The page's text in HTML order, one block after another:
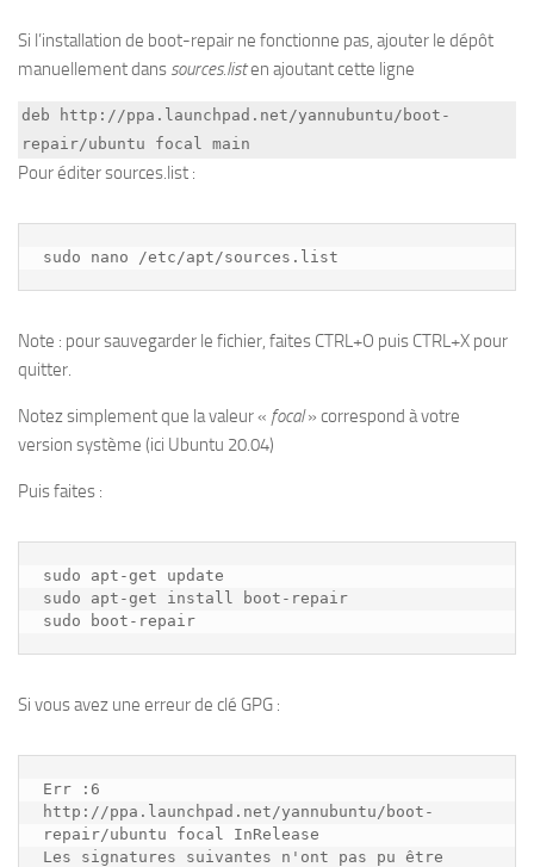
Si l’installation de boot-repair ne fonctionne pas, ajouter le dépôt
manuellement dans sources.listen ajoutant cette ligne
deb http://ppa.launchpad.net/yannubuntu/boot-
repair/ubuntu focal main
Pour éditer sources.list :
sudo nano /etc/apt/sources.list
Note : pour sauvegarder le fichier, faites CTRL+O puis CTRL+X pour
quitter.
Notez simplement que la valeur « focal» correspond à votre
version système (ici Ubuntu 20.04)
Puis faites :
sudo apt-get update
sudo apt-get install boot-repair
sudo boot-repair
Si vous avez une erreur de clé GPG :
Err :6
http://ppa.launchpad.net/yannubuntu/boot-
repair/ubuntu focal InRelease
Les signatures suivantes n'ont pas pu être